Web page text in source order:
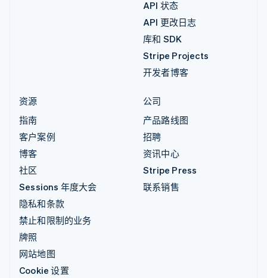
API 状态
API 更改日志
库和 SDK
Stripe Projects
开发者博客
资源
指南
客户案例
博客
社区
Sessions 年度大会
隐私和条款
禁止和限制的业务
牌照
网站地图
Cookie 设置
公司
产品路线图
招聘
资讯中心
Stripe Press
联系销售